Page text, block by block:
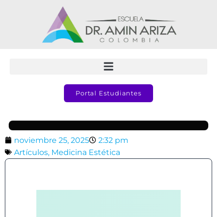
Portal Estudiantes
noviembre 25, 2025
2:32 pm
Artículos, Medicina Estética